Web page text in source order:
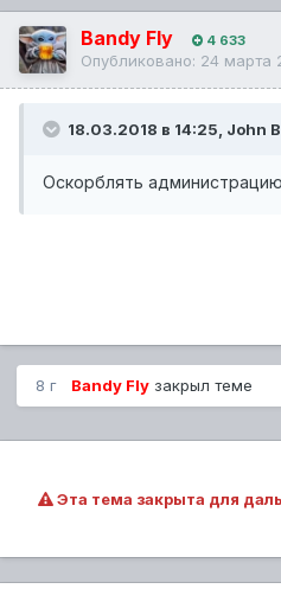
Bandy Fly 4 633
Опубликовано: 24 марта
18.03.2018 в 14:25, John
Оскорблять
8 г Bandy Fly закрыл теме
Эта тема закрыта для